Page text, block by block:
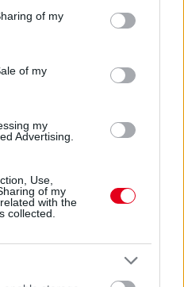
behaviour. You may click to
and its third-party tags to
purposes in below Google
of my
of my
my
Advertising.
Use,
of my
with the
collected.
magyarországi